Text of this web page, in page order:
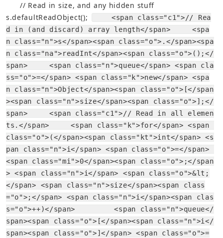
// Read in size, and any hidden stuff
s.defaultReadObject();
    <span class="c1">// Rea
d in (and discard) array length</span>     <spa
n class="n">s</span><span class="o">.</span><spa
n class="na">readInt</span><span class="o">();</
span>     <span class="n">queue</span> <span cla
ss="o">=</span> <span class="k">new</span> <spa
n class="n">Object</span><span class="o">[</span
><span class="n">size</span><span class="o">];</
span>     <span class="c1">// Read in all elemen
ts.</span>     <span class="k">for</span> <span
class="o">(</span><span class="kt">int</span> <s
pan class="n">i</span> <span class="o">=</span>
<span class="mi">0</span><span class="o">;</span
> <span class="n">i</span> <span class="o">&lt;
</span> <span class="n">size</span><span class
="o">;</span> <span class="n">i</span><span clas
s="o">++)</span>         <span class="n">queue</
span><span class="o">[</span><span class="n">i</
span><span class="o">]</span> <span class="o">=